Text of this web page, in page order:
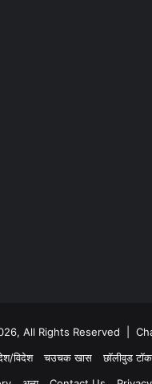
All Rights Reserved |
विदेश चउचक खास छॉलीवुड टॉक